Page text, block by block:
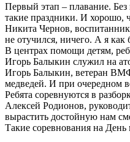
Первый этап – плавание.
такие праздники. И хорошо,
Никита Чернов,
не отучился, ничего. А я
В центрах помощи детям,
Игорь Балыкин служил на
Игорь Балыкин, ветеран
медведей. И при очередном
Ребята соревнуются в
Алексей Родионов,
вырастить достойную нам
Такие соревнования на